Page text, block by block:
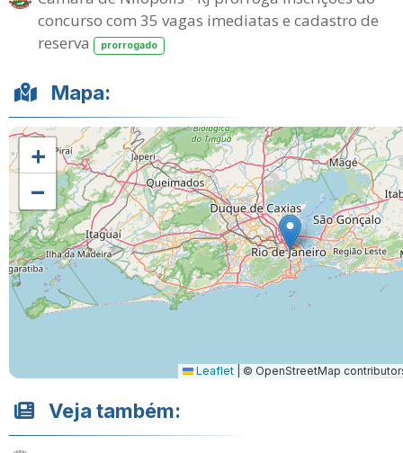
concurso com 35 vagas imediatas e cadastro de
reserva
prorrogado
Mapa:
+
−
Leaflet © OpenStreetMap
Veja também: